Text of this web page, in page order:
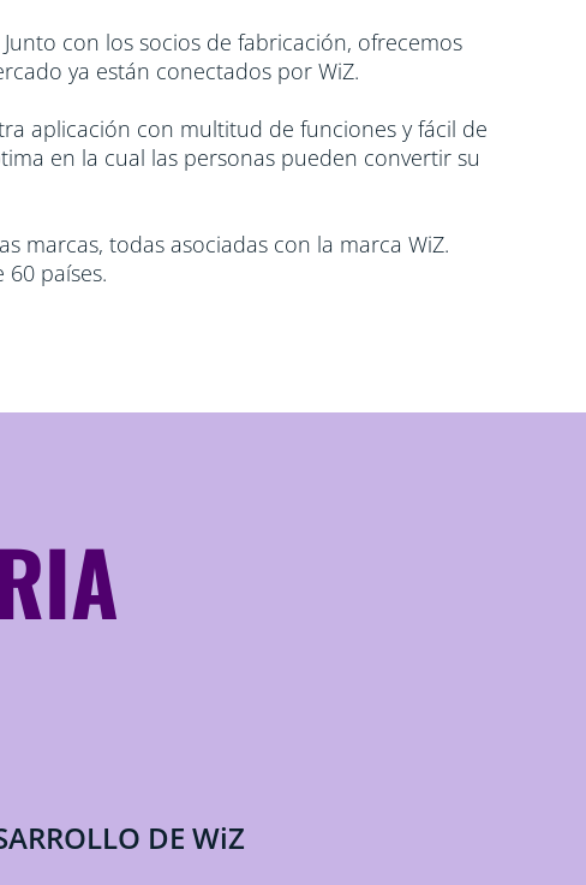
con los socios de fabricación, ofrecemos
ya están conectados por WiZ.
aplicación con multitud de funciones y fácil de
en la cual las personas pueden convertir su
marcas, todas asociadas con la marca WiZ.
países.
DE WiZ